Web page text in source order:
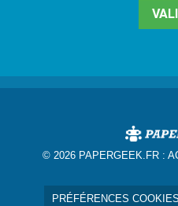
© 2026 PAPERGEEK.FR :
PRÉFÉRENCES COOKIES